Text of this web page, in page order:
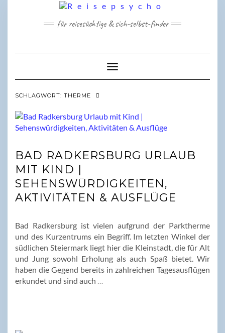
für reisesüchtige & sich-selbst-finder
Toggle Navigation
SCHLAGWORT: THERME
BAD RADKERSBURG URLAUB
MIT KIND |
SEHENSWÜRDIGKEITEN,
AKTIVITÄTEN & AUSFLÜGE
Bad Radkersburg ist vielen aufgrund der Parktherme
und des Kurzentrums ein Begriff. Im letzten Winkel der
südlichen Steiermark liegt hier die Kleinstadt, die für Alt
und Jung sowohl Erholung als auch Spaß bietet. Wir
haben die Gegend bereits in zahlreichen Tagesausflügen
erkundet und sind auch